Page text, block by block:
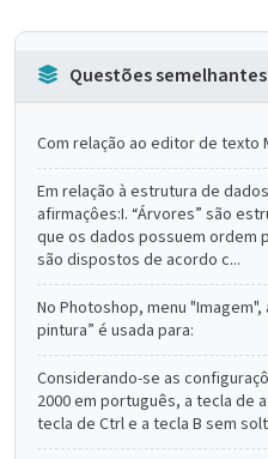
Questões
Com relação ao editor de texto
Em relação à estrutura de
afirmaçôes:I. “Árvores” são
que os dados possuem ordem
são dispostos de acordo c...
No Photoshop, menu
pintura” é usada para:
Considerando-se as
2000 em português, a tecla de
tecla de Ctrl e a tecla B sem